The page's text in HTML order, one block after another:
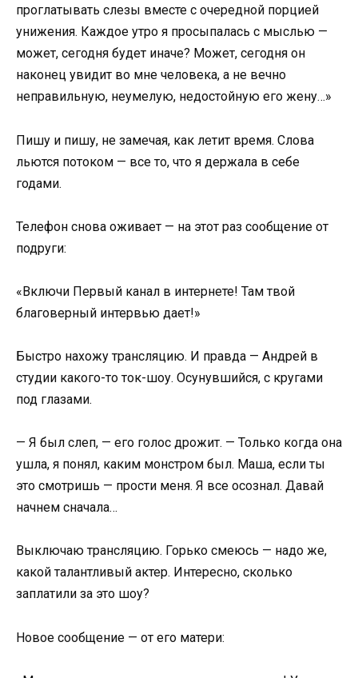
проглатывать слезы вместе с очередной порцией
унижения. Каждое утро я просыпалась с мыслью —
может, сегодня будет иначе? Может, сегодня он
наконец увидит во мне человека, а не вечно
неправильную, неумелую, недостойную его жену…»
Пишу и пишу, не замечая, как летит время. Слова
льются потоком — все то, что я держала в себе
годами.
Телефон снова оживает — на этот раз сообщение от
подруги:
«Включи Первый канал в интернете! Там твой
благоверный интервью дает!»
Быстро нахожу трансляцию. И правда — Андрей в
студии какого-то ток-шоу. Осунувшийся, с кругами
под глазами.
— Я был слеп, — его голос дрожит. — Только когда она
ушла, я понял, каким монстром был. Маша, если ты
это смотришь — прости меня. Я все осознал. Давай
начнем сначала…
Выключаю трансляцию. Горько смеюсь — надо же,
какой талантливый актер. Интересно, сколько
заплатили за это шоу?
Новое сообщение — от его матери: